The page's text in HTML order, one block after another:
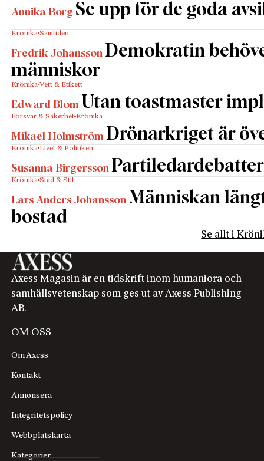
Annika Borg Se upp för de goda
Krönika Samtiden
Fredrik Johansson Demokratin
människor
Krönika Vett & Etikett
Edward Blom Utan toastmaster
Försvar & Säkerhet Krönika
Mikael Holmström Drönarkriget är
Krönika Livet & Politiken
Susanna Birgersson
Krönika Stad & Stil
Lars Anders Johansson Människan
bostad
Se allt i
Axess Magasin är en tidskrift inom humaniora och
samhällsvetenskap som ges ut av Axess Publishing
AB.
OM OSS
Om Axess
Kontakt
Annonsera
Integritetspolicy
Webbplatskarta
Kategorier